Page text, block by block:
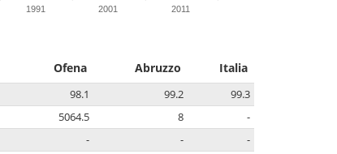
1991 2001 2011
Ofena Abruzzo Italia
98.1 99.2
99.3
5064.5 8
-
- -
-